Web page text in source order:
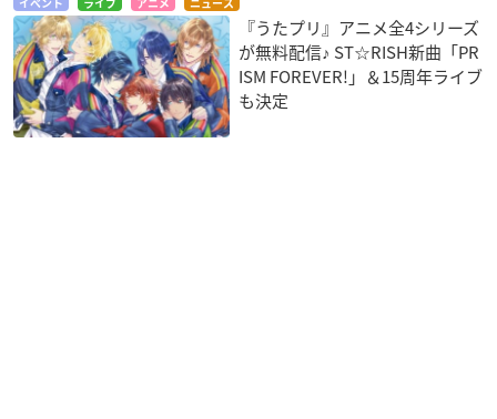
イベント ライブ アニメ ニュース
『うたプリ』アニメ全4シリーズ
が無料配信♪ ST☆RISH新曲「PR
ISM FOREVER!」＆15周年ライブ
も決定